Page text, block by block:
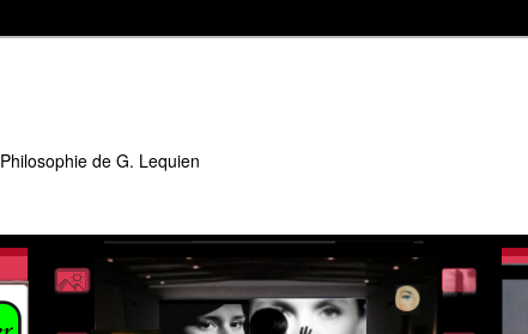
de G. Lequien